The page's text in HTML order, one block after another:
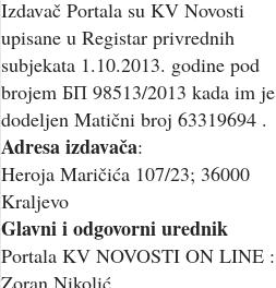
Izdavač Portala su KV Novosti
upisane u Registar privrednih
subjekata 1.10.2013. godine pod
brojem БП 98513/2013 kada im je
dodeljen Matični broj 63319694 .
Adresa izdavača:
Heroja Maričića 107/23; 36000
Kraljevo
Glavni i odgovorni urednik
Portala KV NOVOSTI ON LINE :
Zoran Nikolić